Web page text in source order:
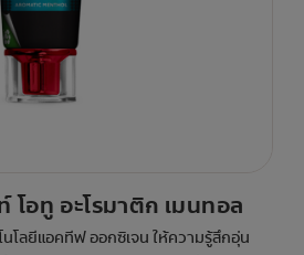
โอทู อะโรมาติก เมนทอล
โลยีแอคทีฟ ออกซิเจน ให้ความรู้สึกอุ่น